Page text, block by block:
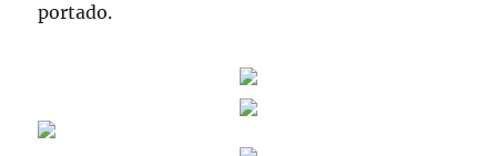
portado.